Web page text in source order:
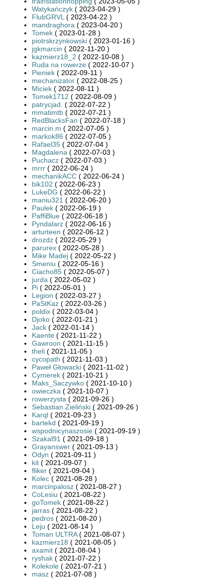
Watykańczyk ( 2023-04-29 )
FlubGRVL ( 2023-04-22 )
mandraghora ( 2023-04-20 )
Tomek ( 2023-01-28 )
piotrskrzynkowski ( 2023-01-16 )
jgkmarcin ( 2022-11-20 )
kazmierz18_2 ( 2022-10-08 )
Ruda na rowerze ( 2022-10-07 )
Pieniek ( 2022-09-11 )
mechanizator ( 2022-08-25 )
Miciek ( 2022-08-11 )
Tomek1712 ( 2022-08-09 )
patrycjad. ( 2022-07-22 )
mmatimtb ( 2022-07-21 )
RedBlacksFan ( 2022-07-18 )
marcin.m ( 2022-07-05 )
markok86 ( 2022-07-05 )
Rafael35 ( 2022-07-04 )
Magdalena ( 2022-07-03 )
Puchacz ( 2022-07-03 )
mrrr ( 2022-06-24 )
mechanikACC ( 2022-06-24 )
bik102 ( 2022-06-23 )
LukeDG ( 2022-06-22 )
maniu321 ( 2022-06-20 )
Paulek ( 2022-06-19 )
PaffiBlue ( 2022-06-18 )
Pyndalarz ( 2022-06-16 )
arturteen ( 2022-06-12 )
drozdz ( 2022-05-29 )
parurex ( 2022-05-28 )
Mike Madej ( 2022-05-22 )
Smeniu ( 2022-05-16 )
Ciacho85 ( 2022-05-07 )
jurda ( 2022-05-02 )
Pi ( 2022-05-01 )
Legion ( 2022-03-27 )
PaStKaz ( 2022-03-26 )
poldix ( 2022-03-04 )
Djoko ( 2022-01-21 )
Jack ( 2022-01-14 )
Kaente ( 2021-11-22 )
Gawroon ( 2021-11-15 )
theli ( 2021-11-05 )
cycopath ( 2021-11-03 )
Paweł Głowacki ( 2021-11-02 )
Cymerek ( 2021-10-21 )
Maks_Saczywko ( 2021-10-10 )
owieczka ( 2021-10-07 )
rowerzysta ( 2021-09-26 )
Sebastian Zieliński ( 2021-09-26 )
Karql ( 2021-09-23 )
bartekd ( 2021-09-19 )
wspodnicynaszosie ( 2021-09-19 )
Szakal91 ( 2021-09-18 )
Grayanswer ( 2021-09-13 )
Odyn ( 2021-09-11 )
kit ( 2021-09-07 )
fliker ( 2021-09-04 )
Kolec ( 2021-08-28 )
marcinpalosz ( 2021-08-27 )
CoLesiu ( 2021-08-22 )
goTomek ( 2021-08-22 )
jarras ( 2021-08-22 )
pedros ( 2021-08-20 )
Leju ( 2021-08-14 )
Toman ULTRA( 2021-08-07 )
kazmierz18 ( 2021-08-05 )
axamit ( 2021-08-04 )
ryshak ( 2021-07-22 )
Kolekole ( 2021-07-21 )
masz ( 2021-07-08 )